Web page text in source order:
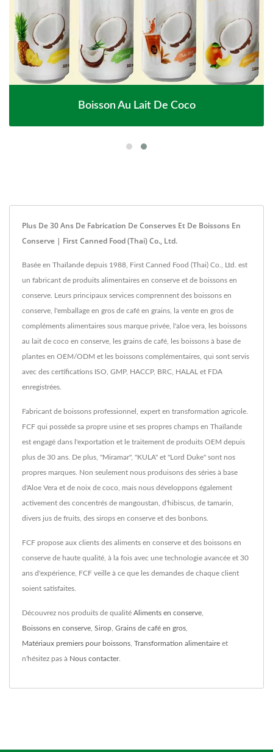
Boisson Au Lait De Coco
Plus De 30 Ans De Fabrication De Conserves Et De Boissons En
Conserve | First Canned Food (Thai) Co., Ltd.
Basée en Thaïlande depuis 1988, First Canned Food (Thai) Co., Ltd. est
un fabricant de produits alimentaires en conserve et de boissons en
conserve. Leurs principaux services comprennent des boissons en
conserve, l'emballage en gros de café en grains, la vente en gros de
compléments alimentaires sous marque privée, l'aloe vera, les boissons
au lait de coco en conserve, les grains de café, les boissons à base de
plantes en OEM/ODM et les boissons complémentaires, qui sont servis
avec des certifications ISO, GMP, HACCP, BRC, HALAL et FDA
enregistrées.
Fabricant de boissons professionnel, expert en transformation agricole.
FCF qui possède sa propre usine et ses propres champs en Thaïlande
est engagé dans l'exportation et le traitement de produits OEM depuis
plus de 30 ans. De plus, "Miramar", "KULA" et "Lord Duke" sont nos
propres marques. Non seulement nous produisons des séries à base
d'Aloe Vera et de noix de coco, mais nous développons également
activement des concentrés de mangoustan, d'hibiscus, de tamarin,
divers jus de fruits, des sirops en conserve et des bonbons.
FCF propose aux clients des aliments en conserve et des boissons en
conserve de haute qualité, à la fois avec une technologie avancée et 30
ans d'expérience, FCF veille à ce que les demandes de chaque client
soient satisfaites.
Découvrez nos produits de qualité Aliments en conserve
Boissons en conserve Sirop Grains de café en gros
Matériaux premiers pour boissons Transformation alimentaire et
n'hésitez pas à Nous contacter.